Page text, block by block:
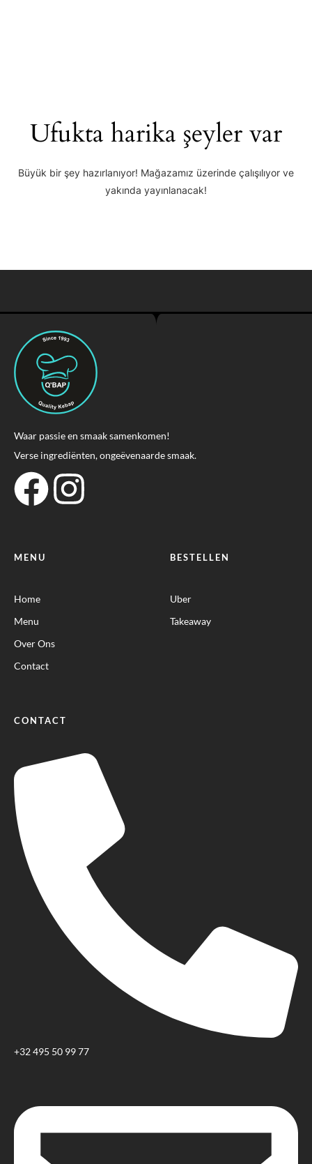
Ufukta harika şeyler var
Büyük bir şey hazırlanıyor! Mağazamız üzerinde çalışılıyor ve
yakında yayınlanacak!
Waar passie en smaak samenkomen!
Verse ingrediënten, ongeëvenaarde smaak.
MENU
Home
Menu
Over Ons
Contact
BESTELLEN
Uber
Takeaway
CONTACT
+32 495 50 99 77